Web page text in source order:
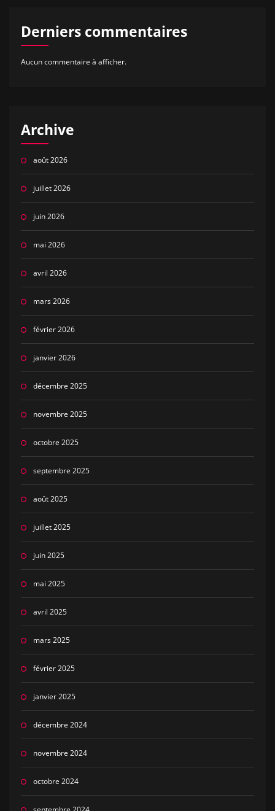
Derniers commentaires
Aucun commentaire à afficher.
Archive
août 2026
juillet 2026
juin 2026
mai 2026
avril 2026
mars 2026
février 2026
janvier 2026
décembre 2025
novembre 2025
octobre 2025
septembre 2025
août 2025
juillet 2025
juin 2025
mai 2025
avril 2025
mars 2025
février 2025
janvier 2025
décembre 2024
novembre 2024
octobre 2024